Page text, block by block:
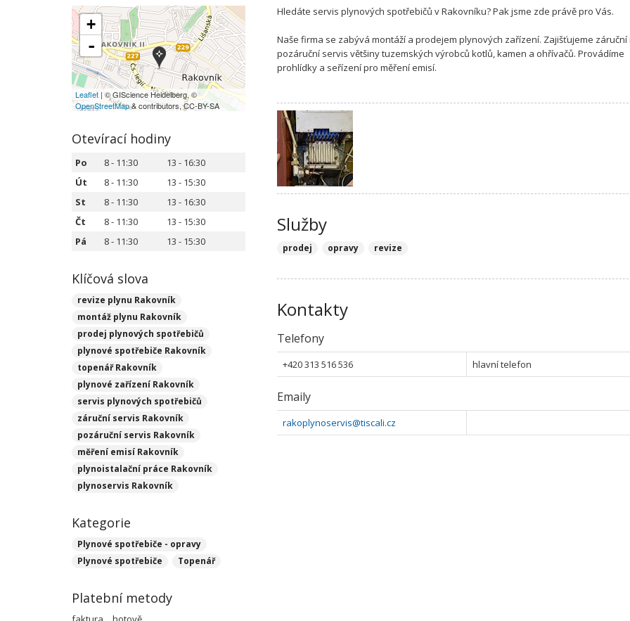
Hledáte servis plynových spotřebičů v Rakovníku? Pak jsme zde právě pro Vás.
Naše firma se zabývá montáží a prodejem plynových zařízení. Zajišťujeme záruční
pozáruční servis většiny tuzemských výrobců kotlů, kamen a ohřívačů. Provádíme
prohlídky a seřízení pro měření emisí.
Služby
prodej opravy revize
Kontakty
Telefony
+420 313 516 536 hlavní telefon
Emaily
rakoplynoservis@tiscali.cz
+
-
Leaflet | © GIScience Heidelberg, ©
OpenStreetMap& contributors, CC-BY-SA
Otevírací hodiny
Po 8 - 11:30
13 - 16:30
Út
8 - 11:30
13 - 15:30
St
8 - 11:30
13 - 16:30
Čt
8 - 11:30
13 - 15:30
Pá
8 - 11:30 13 - 15:30
Klíčová slova
revize plynu Rakovník
montáž plynu Rakovník
prodej plynových spotřebičů
plynové spotřebiče Rakovník
topenář Rakovník
plynové zařízení Rakovník
servis plynových spotřebičů
záruční servis Rakovník
pozáruční servis Rakovník
měření emisí Rakovník
plynoistalační práce Rakovník
plynoservis Rakovník
Kategorie
Plynové spotřebiče - opravy
Plynové spotřebiče
Topenář
Platební metody